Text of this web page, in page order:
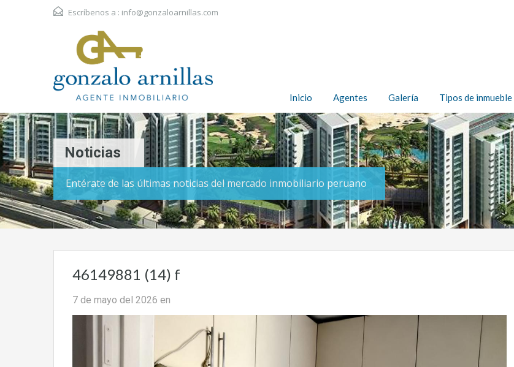
Escríbenos a : info@gonzaloarnillas.com
Inicio Agentes Galería Tipos de inmueble
Noticias
Entérate de las últimas noticias del mercado inmobiliario peruano
46149881 (14) f
7 de mayo del 2026 en